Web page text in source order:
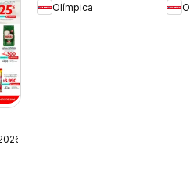
Ofertas textil y
Olímpica